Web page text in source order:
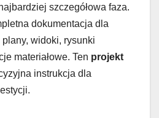
szczegółowa faza.
dokumentacja dla
widoki, rysunki
materiałowe. Ten projekt
instrukcja dla